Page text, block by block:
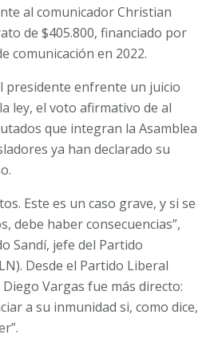
al comunicador Christian
de $405.800, financiado por
comunicación en 2022.
presidente enfrente un juicio
ley, el voto afirmativo de al
que integran la Asamblea
ya han declarado su
Este es un caso grave, y si se
debe haber consecuencias”,
Sandí, jefe del Partido
Desde el Partido Liberal
Vargas fue más directo:
a su inmunidad si, como dice,